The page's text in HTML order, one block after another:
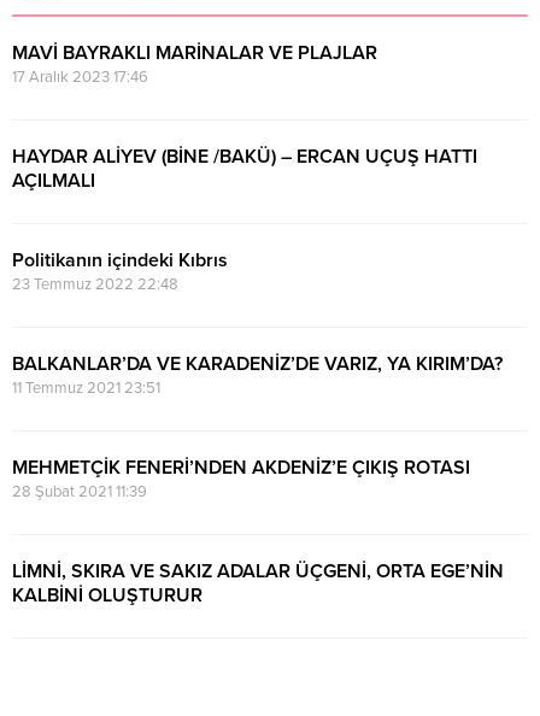
MAVİ BAYRAKLI MARİNALAR VE PLAJLAR
17 Aralık 2023 17:46
HAYDAR ALİYEV (BİNE /BAKÜ) – ERCAN UÇUŞ HATTI
AÇILMALI
Politikanın içindeki Kıbrıs
23 Temmuz 2022 22:48
BALKANLAR’DA VE KARADENİZ’DE VARIZ, YA KIRIM’DA?
11 Temmuz 2021 23:51
MEHMETÇİK FENERİ’NDEN AKDENİZ’E ÇIKIŞ ROTASI
28 Şubat 2021 11:39
LİMNİ, SKIRA VE SAKIZ ADALAR ÜÇGENİ, ORTA EGE’NİN
KALBİNİ OLUŞTURUR